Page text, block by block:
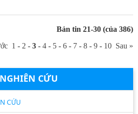
Bản tin 21-30 (của 386)
1 - 2 - 3 - 4 - 5 - 6 - 7 - 8 - 9 - 10 Sau »
NGHIÊN CỨU
CỨU